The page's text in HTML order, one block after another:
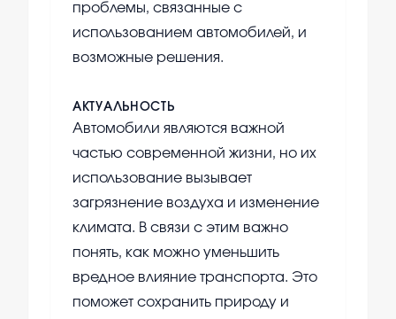
проблемы, связанные с
использованием автомобилей, и
возможные решения.
АКТУАЛЬНОСТЬ
Автомобили являются важной
частью современной жизни, но их
использование вызывает
загрязнение воздуха и изменение
климата. В связи с этим важно
понять, как можно уменьшить
вредное влияние транспорта. Это
поможет сохранить природу и